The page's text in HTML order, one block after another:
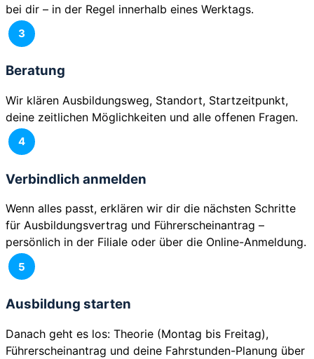
bei dir – in der Regel innerhalb eines Werktags.
3
Beratung
Wir klären Ausbildungsweg, Standort, Startzeitpunkt,
deine zeitlichen Möglichkeiten und alle offenen Fragen.
4
Verbindlich anmelden
Wenn alles passt, erklären wir dir die nächsten Schritte
für Ausbildungsvertrag und Führerscheinantrag –
persönlich in der Filiale oder über die Online-Anmeldung.
5
Ausbildung starten
Danach geht es los: Theorie (Montag bis Freitag),
Führerscheinantrag und deine Fahrstunden-Planung über